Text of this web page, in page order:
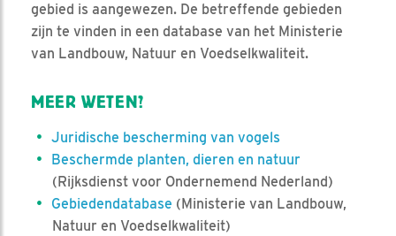
gebied is aangewezen. De betreffende gebieden
zijn te vinden in een database van het Ministerie
van Landbouw, Natuur en Voedselkwaliteit.
MEER WETEN?
Juridische bescherming van vogels
Beschermde planten, dieren en natuur
(Rijksdienst voor Ondernemend Nederland)
Gebiedendatabase (Ministerie van Landbouw,
Natuur en Voedselkwaliteit)